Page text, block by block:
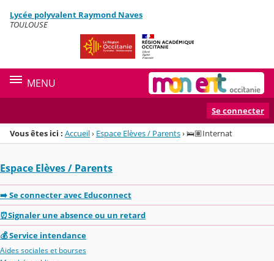
Menu de la rubrique
Contenu
Lycée polyvalent Raymond Naves
TOULOUSE
MENU
Se connecter
Vous êtes ici : Accueil› Espace Elèves / Parents›🛌🏽Internat
Espace Elèves / Parents
➡️ Se connecter avec Educonnect
⏰Signaler une absence ou un retard
💰 Service intendance
Aides sociales et bourses